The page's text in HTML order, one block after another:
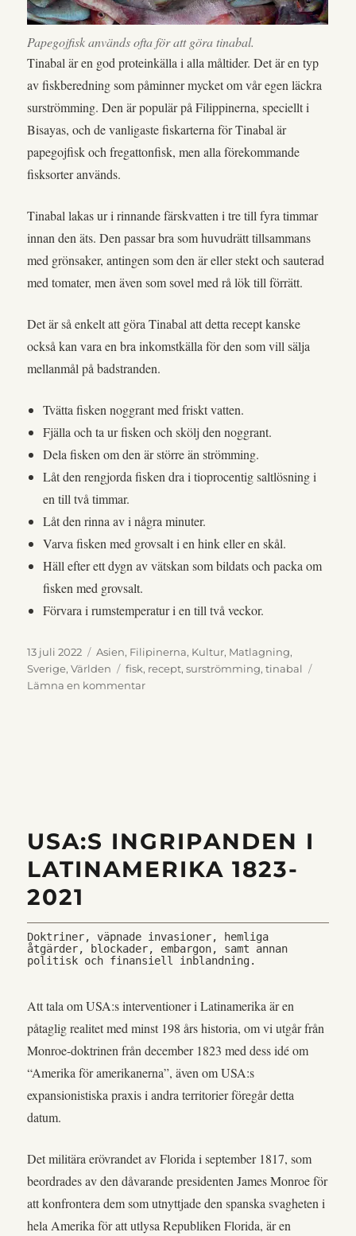
Papegojfisk används ofta för att göra tinabal.
Tinabal är en god proteinkälla i alla måltider. Det är en typ
av fiskberedning som påminner mycket om vår egen läckra
surströmming. Den är populär på Filippinerna, speciellt i
Bisayas, och de vanligaste fiskarterna för Tinabal är
papegojfisk och fregattonfisk, men alla förekommande
fisksorter används.
Tinabal lakas ur i rinnande färskvatten i tre till fyra timmar
innan den äts. Den passar bra som huvudrätt tillsammans
med grönsaker, antingen som den är eller stekt och sauterad
med tomater, men även som sovel med rå lök till förrätt.
Det är så enkelt att göra Tinabal att detta recept kanske
också kan vara en bra inkomstkälla för den som vill sälja
mellanmål på badstranden.
Tvätta fisken noggrant med friskt vatten.
Fjälla och ta ur fisken och skölj den noggrant.
Dela fisken om den är större än strömming.
Låt den rengjorda fisken dra i tioprocentig saltlösning i
en till två timmar.
Låt den rinna av i några minuter.
Varva fisken med grovsalt i en hink eller en skål.
Häll efter ett dygn av vätskan som bildats och packa om
fisken med grovsalt.
Förvara i rumstemperatur i en till två veckor.
Publicerat
den
13 juli 2022 Kategorier
Asien, Filipinerna, Kultur, Matlagning,
Sverige,Världen Etiketter
fisk, recept,surströmming,tinabal
Lämna en kommentartill
USA:S INGRIPANDEN I
LATINAMERIKA 1823-
2021
Doktriner, väpnade invasioner, hemliga
åtgärder, blockader, embargon, samt annan
politisk och finansiell inblandning.
Att tala om USA:s interventioner i Latinamerika är en
påtaglig realitet med minst 198 års historia, om vi utgår från
Monroe-doktrinen från december 1823 med dess idé om
“Amerika för amerikanerna”, även om USA:s
expansionistiska praxis i andra territorier föregår detta
datum.
Det militära erövrandet av Florida i september 1817, som
beordrades av den dåvarande presidenten James Monroe för
att konfrontera dem som utnyttjade den spanska svagheten i
hela Amerika för att utlysa Republiken Florida, är en